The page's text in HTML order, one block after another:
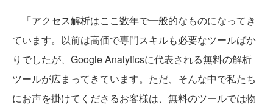
「アクセス解析はここ数年で一般的なものになってき
ています。以前は高価で専門スキルも必要なツールばか
りでしたが、Google Analyticsに代表される無料の解析
ツールが広まってきています。ただ、そんな中で私たち
にお声を掛けてくださるお客様は、無料のツールでは物